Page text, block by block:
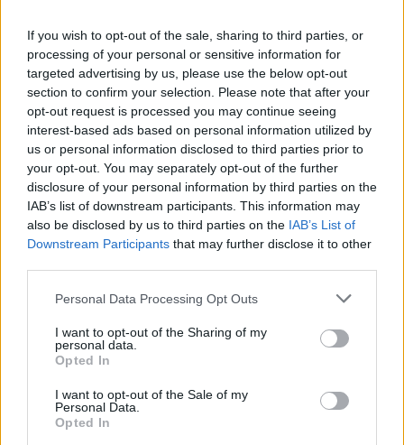
If you wish to opt-out of the sale, sharing to third parties, or
processing of your personal or sensitive information for
targeted advertising by us, please use the below opt-out
section to confirm your selection. Please note that after your
opt-out request is processed you may continue seeing
interest-based ads based on personal information utilized by
us or personal information disclosed to third parties prior to
your opt-out. You may separately opt-out of the further
disclosure of your personal information by third parties on the
IAB’s list of downstream participants. This information may
also be disclosed by us to third parties on the IAB’s List of
Downstream Participants that may further disclose it to other
Personal Data Processing Opt Outs
I want to opt-out of the Sharing of my
personal data.
Opted In
I want to opt-out of the Sale of my
Personal Data.
Opted In
ΚΤΕΛ Ν. ΚΑΒΑΛΑΣ Α.Ε δεν φέρει καμία ευθύνη και
ούτε υποχρεούται επιστροφή χρημάτων.
Διασύνδεση σε άλλες ιστοσελίδες
Αυτή η ιστοσελίδα μπορεί να εμπεριέχει διασυνδέσεις και
ενδείξεις αναφορικά με άλλες ιστοσελίδες που ανήκουν
και διατηρούνται από τρίτους. Το ΥΠΕΡΑΣΤΙΚΟ ΚΤΕΛ Ν.
ΚΑΒΑΛΑΣ Α.Ε. δεν χειρίζεται και σε καμία περίπτωση
δεν ελέγχει οποιαδήποτε πληροφορία, προϊόν ή υπηρεσίες
που εμπεριέχονται σε αυτές τις ιστοσελίδες. Οι
διασυνδέσεις αυτές και οι ενδείξεις εμπεριέχονται
ουσιαστικά για την εξυπηρέτηση των Χρηστών και δεν
αποτελούν έγκριση από το ΥΠΕΡΑΣΤΙΚΟ ΚΤΕΛ Ν.
στις ιστοσελίδες τρίτων και περαιτέρω η χρήση των
ιστοσελίδων αυτών, πραγματοποιείται με αποκλειστική
του ευθύνη.
H ΥΠΕΡΑΣΤΙΚΟ ΚΤΕΛ Ν. ΚΑΒΑΛΑΣ Α.Ε. διατηρεί το
δικαίωμα να τροποποιήσει τους όρους χρήσης